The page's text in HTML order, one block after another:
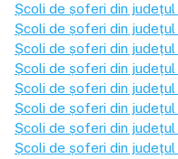
Școli de șoferi din județul
Școli de șoferi din județul
Școli de șoferi din județul
Școli de șoferi din județul
Școli de șoferi din județul
Școli de șoferi din județul
Școli de șoferi din județul
Școli de șoferi din județul